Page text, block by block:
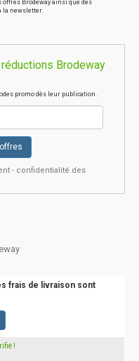
Brodeway ainsi que des
la newsletter.
Brodeway
promo dès leur publication.
- confidentialité des
frais de livraison sont
!